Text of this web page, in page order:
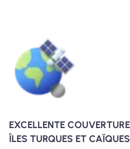
EXCELLENTE
ÎLES TURQUES ET CAÏQUES